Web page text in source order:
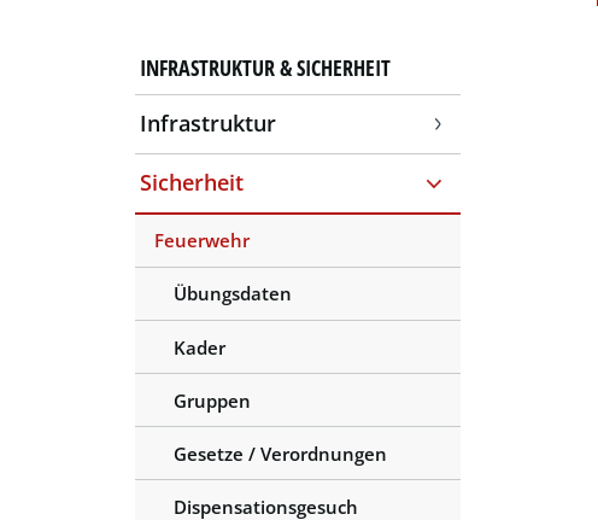
INFRASTRUKTUR & SICHERHEIT
Infrastruktur
Sicherheit
Feuerwehr
Übungsdaten
Kader
Gruppen
Gesetze / Verordnungen
Dispensationsgesuch